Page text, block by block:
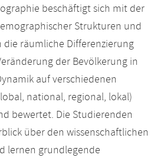
beschäftigt sich mit der
Strukturen und
die räumliche Differenzierung
der Bevölkerung in
auf verschiedenen
national, regional, lokal)
bewertet. Die Studierenden
über den wissenschaftlichen
lernen grundlegende